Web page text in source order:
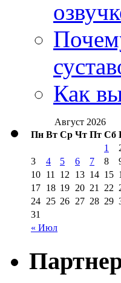
Как
Август 2026
Пн Вт Ср Чт Пт Сб
« Июл
1
3
4 5 6 7 8
10 11 12 13 14 15
17 18 19 20 21 22
24 25 26 27 28 29
31